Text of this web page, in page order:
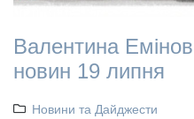
Валентина
новин 19 липня
Новини та Дайджести